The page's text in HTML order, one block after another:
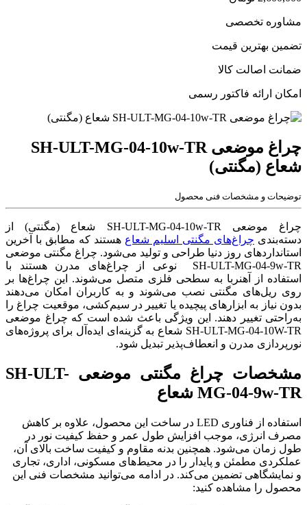
مشاوره تخصصی
تضمین بهترین قیمت
ضمانت اصالت کالا
امکان ارائه فاکتور رسمی
چراغ موضعی SH-ULT-MG-04-10w-TR
شعاع (مگنتی)
توضیحات و مشخصات فنی محصول
چراغ موضعی SH-ULT-MG-04-10w-TR شعاع (مگنتی) از
دسته‌بندی چراغ‌های مگنتی اسلیم شعاع هستند که مطابق با آخرین
استانداردهای روز دنیا طراحی و تولید می‌شود. چراغ مگنتی موضعی
SH-ULT-MG-04-9w-TR نوعی از چراغ‌های مدرن هستند با
استفاده از آهنربا به سطحی فلزی متصل می‌شوند. این چراغ‌ها بر
روی ریل‌های مگنتی نصب می‌شوند و به کاربران امکان می‌دهند
بدون نیاز به ابزارهای پیچیده یا تغییر در سیم‌کشی، موقعیت چراغ را
به‌راحتی تغییر دهند. این ویژگی باعث شده است که چراغ موضعی
SH-ULT-MG-04-10W-TR شعاع به گزینه‌ای ایده‌آل برای پروژه‌های
نورپردازی مدرن و انعطاف‌پذیر تبدیل شود.
مشخصات چراغ مگنتی موضعی SH-ULT-
MG-04-9w-TR شعاع
استفاده از فناوری LED در ساخت این محصول، علاوه بر کاهش
مصرف انرژی، موجب افزایش طول عمر و حفظ کیفیت نور در
طول زمان می‌شود. همچنین بدنه مقاوم و کیفیت ساخت بالای آن،
عملکردی مطمئن و پایدار را در محیط‌های مسکونی، اداری، تجاری
و نمایشگاهی تضمین می‌کند. در ادامه می‌توانید مشخصات فنی این
محصول را مشاهده کنید: